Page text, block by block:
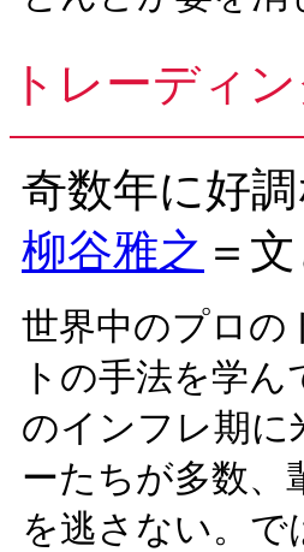
トレーディ
奇数年に好
柳谷雅之 ＝
世界中のプロの
トの手法を学
のインフレ期に
ーたちが多数、
を逃さない。で